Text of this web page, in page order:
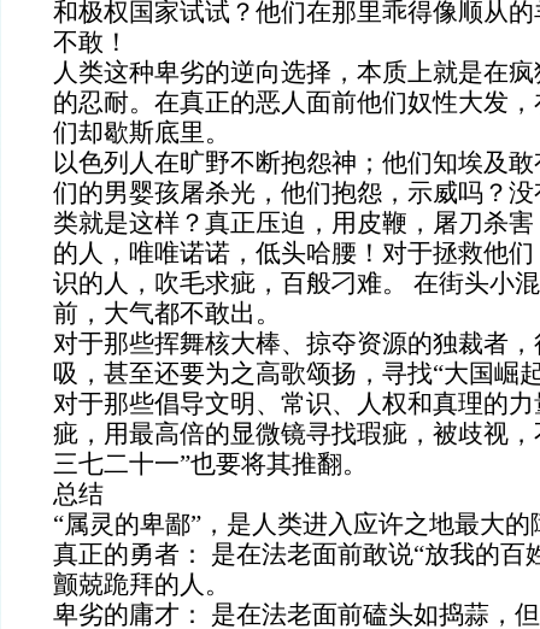
和极权国家试试？他们在那里乖得像顺从
不敢！
人类这种卑劣的逆向选择，本质上就是在
的忍耐。在真正的恶人面前他们奴性大发
们却歇斯底里。
以色列人在旷野不断抱怨神；他们知埃及
们的男婴孩屠杀光，他们抱怨，示威吗？
类就是这样？真正压迫，用皮鞭，屠刀杀
的人，唯唯诺诺，低头哈腰！对于拯救他
识的人，吹毛求疵，百般刁难。 在街头小
前，大气都不敢出。
对于那些挥舞核大棒、掠夺资源的独裁者
吸，甚至还要为之高歌颂扬，寻找“大国崛
对于那些倡导文明、常识、人权和真理的
疵，用最高倍的显微镜寻找瑕疵，被歧视
三七二十一”也要将其推翻。
总结
“属灵的卑鄙”，是人类进入应许之地最大的
真正的勇者： 是在法老面前敢说“放我的百
颤兢跪拜的人。
卑劣的庸才： 是在法老面前磕头如捣蒜，